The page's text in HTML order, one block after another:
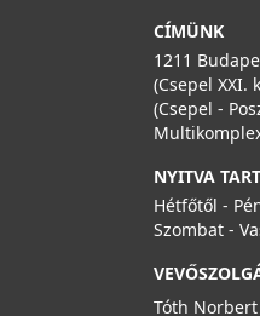
rács, világosszürke
CÍMÜNK
1211
(Csepel XXI.
(Csepel -
NYITVA
Hétfőtől -
Szombat -
Tóth Norbert